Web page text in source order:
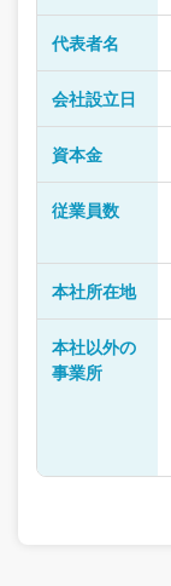
代表者名
会社設立日
資本金
従業員数
本社所在地
本社以外の
事業所